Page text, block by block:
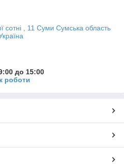
сотні , 11 Суми Сумська область
до 15:00
роботи